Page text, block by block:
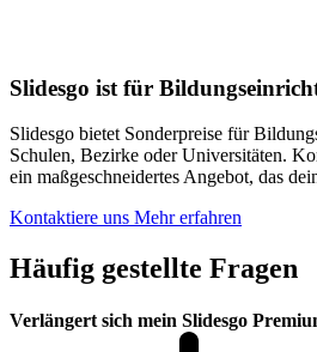
Slidesgo ist für
Slidesgo bietet Sonderpreise für
Schulen, Bezirke oder Universitäten.
ein maßgeschneidertes Angebot, das
Kontaktiere uns Mehr erfahren
Häufig gestellte Fragen
Verlängert sich mein Slidesgo